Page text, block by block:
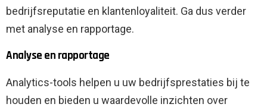
bedrijfsreputatie en klantenloyaliteit. Ga dus verder
met analyse en rapportage.
Analyse en rapportage
Analytics-tools helpen u uw bedrijfsprestaties bij te
houden en bieden u waardevolle inzichten over